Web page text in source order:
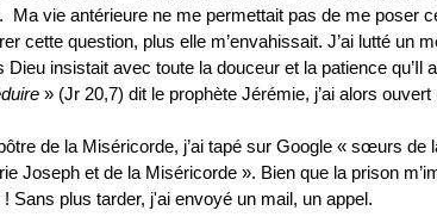
vie antérieure ne me permettait pas de me poser
cette question, plus elle m’envahissait. J’ai lutté un
insistait avec toute la douceur et la patience qu’Il
» (Jr 20,7) dit le prophète Jérémie, j’ai alors
de la Miséricorde, j’ai tapé sur Google « sœurs
Joseph et de la Miséricorde ». Bien que la prison
Sans plus tarder, j'ai envoyé un mail, un appel.